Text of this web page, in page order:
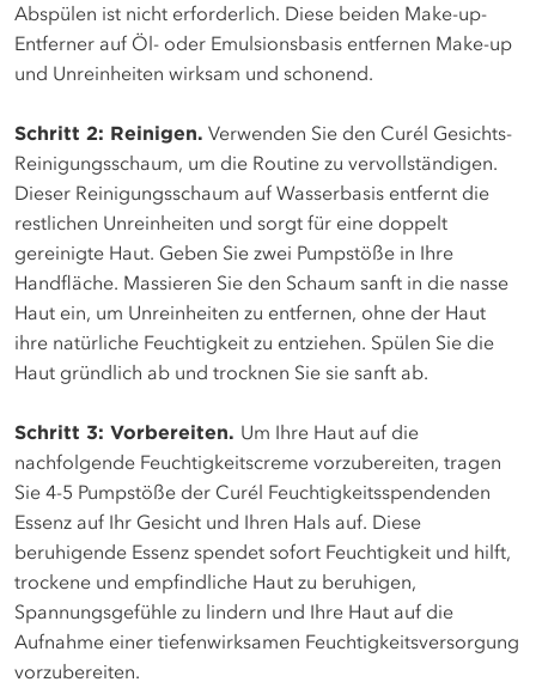
Abspülen ist nicht erforderlich. Diese beiden Make-up-
Entferner auf Öl- oder Emulsionsbasis entfernen Make-up
und Unreinheiten wirksam und schonend.
Schritt 2: Reinigen. Verwenden Sie den Curél Gesichts-
Reinigungsschaum, um die Routine zu vervollständigen.
Dieser Reinigungsschaum auf Wasserbasis entfernt die
restlichen Unreinheiten und sorgt für eine doppelt
gereinigte Haut. Geben Sie zwei Pumpstöße in Ihre
Handfläche. Massieren Sie den Schaum sanft in die nasse
Haut ein, um Unreinheiten zu entfernen, ohne der Haut
ihre natürliche Feuchtigkeit zu entziehen. Spülen Sie die
Haut gründlich ab und trocknen Sie sie sanft ab.
Schritt 3: Vorbereiten. Um Ihre Haut auf die
nachfolgende Feuchtigkeitscreme vorzubereiten, tragen
Sie 4-5 Pumpstöße der Curél Feuchtigkeitsspendenden
Essenz auf Ihr Gesicht und Ihren Hals auf. Diese
beruhigende Essenz spendet sofort Feuchtigkeit und hilft,
trockene und empfindliche Haut zu beruhigen,
Spannungsgefühle zu lindern und Ihre Haut auf die
Aufnahme einer tiefenwirksamen Feuchtigkeitsversorgung
vorzubereiten.